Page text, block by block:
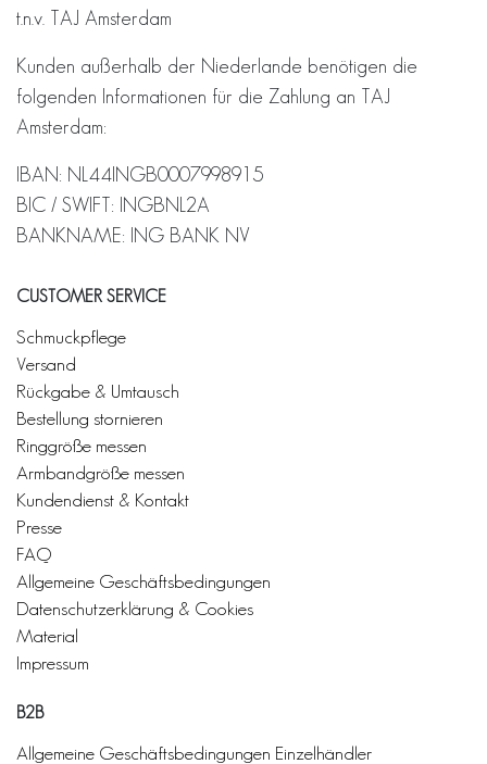
t.n.v. TAJ Amsterdam
Kunden außerhalb der Niederlande benötigen die
folgenden Informationen für die Zahlung an TAJ
Amsterdam:
IBAN: NL44INGB0007998915
BIC / SWIFT: INGBNL2A
BANKNAME: ING BANK NV
CUSTOMER SERVICE
Schmuckpflege
Versand
Rückgabe & Umtausch
Bestellung stornieren
Ringgröße messen
Armbandgröße messen
Kundendienst & Kontakt
Presse
FAQ
Allgemeine Geschäftsbedingungen
Datenschutzerklärung & Cookies
Material
Impressum
B2B
Allgemeine Geschäftsbedingungen Einzelhändler